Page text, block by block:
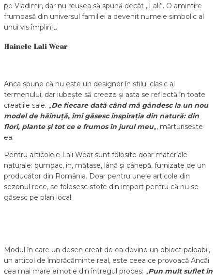
pe Vladimir, dar nu reușea să spună decât „Lali”. O amintire
frumoasă din universul familiei a devenit numele simbolic al
unui vis împlinit.
Hainele Lali Wear
Anca spune că nu este un designer în stilul clasic al
termenului, dar iubește să creeze și asta se reflectă în toate
creațiile sale. „De fiecare dată când mă gândesc la un nou
model de hăinuță, îmi găsesc inspirația din natură: din
flori, plante și tot ce e frumos în jurul meu„, mărturisește
ea.
Pentru articolele Lali Wear sunt folosite doar materiale
naturale: bumbac, in, mătase, lână și cânepă, furnizate de un
producător din România. Doar pentru unele articole din
sezonul rece, se folosesc stofe din import pentru că nu se
găsesc pe plan local.
Modul în care un desen creat de ea devine un obiect palpabil,
un articol de îmbrăcăminte real, este ceea ce provoacă Ancăi
cea mai mare emoție din întregul proces: „Pun mult suflet în